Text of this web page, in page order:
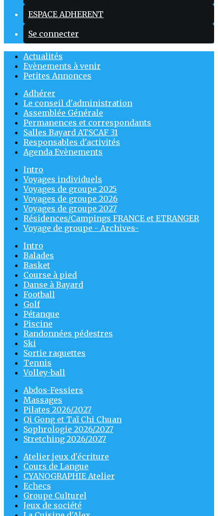
ESPACE ADHERENT
Se connecter
Actualités
Evènements à venir
Petites Annonces
Adhérer
Le conseil d'administration
Assemblée Générale
Permanences et correspondants
Salles Bayard ATSCAF 31
Responsables d'activités
Agenda Evènements
Intro
Voyages individuels
Voyages de groupe 2025
Voyages de groupe 2026
Voyages de groupe 2027
Résidences/Campings FRANCE et ETRANGER
Voyage de groupe - Archives-
Intro
Balades
Basket
Course à pied
Danse à Bayard
Football
Golf
Pétanque
Piscine
Randonnées pédestres
Ski
Sortie raquettes
Tennis
Volley-ball
Abdos-Fessiers
Massages
Pilates 2026/2027
Qi Gong et Taï Chi Chuan
Sophrologie 2026/2027
Stretching 2026/2027
Atelier jeux d'écriture
Cours de Langue
CYANOGRAPHIE Atelier
Echecs
Groupe Culturel
Jeux de société